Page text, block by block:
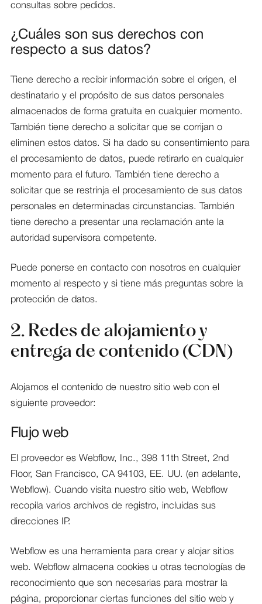
consultas sobre pedidos.
¿Cuáles son sus derechos con
respecto a sus datos?
Tiene derecho a recibir información sobre el origen, el
destinatario y el propósito de sus datos personales
almacenados de forma gratuita en cualquier momento.
También tiene derecho a solicitar que se corrijan o
eliminen estos datos. Si ha dado su consentimiento para
el procesamiento de datos, puede retirarlo en cualquier
momento para el futuro. También tiene derecho a
solicitar que se restrinja el procesamiento de sus datos
personales en determinadas circunstancias. También
tiene derecho a presentar una reclamación ante la
autoridad supervisora competente.
Puede ponerse en contacto con nosotros en cualquier
momento al respecto y si tiene más preguntas sobre la
protección de datos.
2. Redes de alojamiento y
entrega de contenido (CDN)
Alojamos el contenido de nuestro sitio web con el
siguiente proveedor:
Flujo web
El proveedor es Webflow, Inc., 398 11th Street, 2nd
Floor, San Francisco, CA 94103, EE. UU. (en adelante,
Webflow). Cuando visita nuestro sitio web, Webflow
recopila varios archivos de registro, incluidas sus
direcciones IP.
Webflow es una herramienta para crear y alojar sitios
web. Webflow almacena cookies u otras tecnologías de
reconocimiento que son necesarias para mostrar la
página, proporcionar ciertas funciones del sitio web y